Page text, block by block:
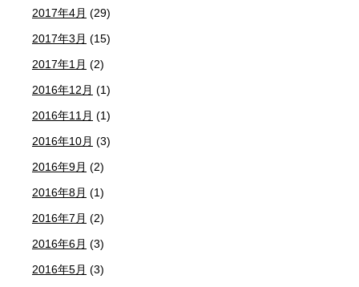
2017年4月 (29)
2017年3月 (15)
2017年1月 (2)
2016年12月 (1)
2016年11月 (1)
2016年10月 (3)
2016年9月 (2)
2016年8月 (1)
2016年7月 (2)
2016年6月 (3)
2016年5月 (3)